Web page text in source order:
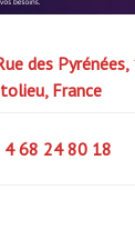
des
France
4 68 24 80 18